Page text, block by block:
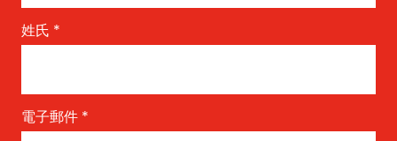
姓氏 *
電子郵件 *